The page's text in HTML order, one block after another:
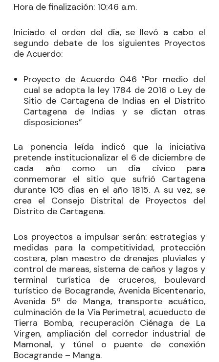
Hora de finalización: 10:46 a.m.
Iniciado el orden del día, se llevó a cabo el
segundo debate de los siguientes Proyectos
de Acuerdo:
Proyecto de Acuerdo 046 “Por medio del
cual se adopta la ley 1784 de 2016 o Ley de
Sitio de Cartagena de Indias en el Distrito
Cartagena de Indias y se dictan otras
disposiciones”
La ponencia leída indicó que la iniciativa
pretende institucionalizar el 6 de diciembre de
cada año como un día cívico para
conmemorar el sitio que sufrió Cartagena
durante 105 días en el año 1815. A su vez, se
crea el Consejo Distrital de Proyectos del
Distrito de Cartagena.
Los proyectos a impulsar serán: estrategias y
medidas para la competitividad, protección
costera, plan maestro de drenajes pluviales y
control de mareas, sistema de caños y lagos y
terminal turística de cruceros, boulevard
turístico de Bocagrande, Avenida Bicentenario,
Avenida 5ª de Manga, transporte acuático,
culminación de la Vía Perimetral, acueducto de
Tierra Bomba, recuperación Ciénaga de La
Virgen, ampliación del corredor industrial de
Mamonal, y túnel o puente de conexión
Bocagrande – Manga.